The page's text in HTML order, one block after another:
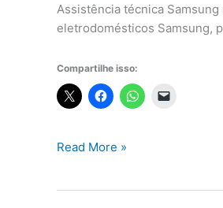
Assistência técnica
eletrodomésticos Samsung,
Compartilhe isso:
Assistência
Read More »